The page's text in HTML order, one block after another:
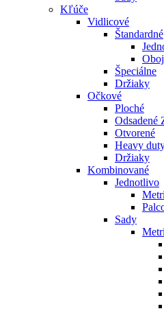
Kľúče
Vidlicové
Štandardné
Špeciálne
Držiaky
Očkové
Ploché
Odsadené
Otvorené
Heavy
Držiaky
Kombinované
Jednotlivo
Sady